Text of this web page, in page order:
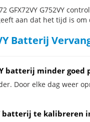
GFX72VY G752VY
aan dat het tijd is
Batterij
batterij minder goed
Door elke dag weer
batterij te